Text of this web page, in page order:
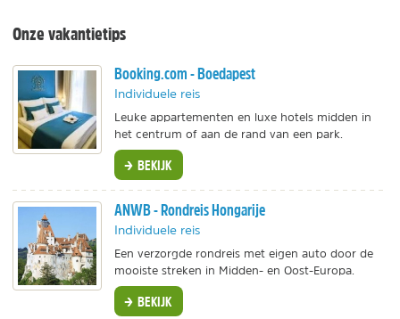
Onze vakantietips
Booking.com - Boedapest
Individuele reis
Leuke appartementen en luxe hotels midden in
het centrum of aan de rand van een park.
BEKIJK
ANWB - Rondreis Hongarije
Individuele reis
Een verzorgde rondreis met eigen auto door de
mooiste streken in Midden- en Oost-Europa.
BEKIJK